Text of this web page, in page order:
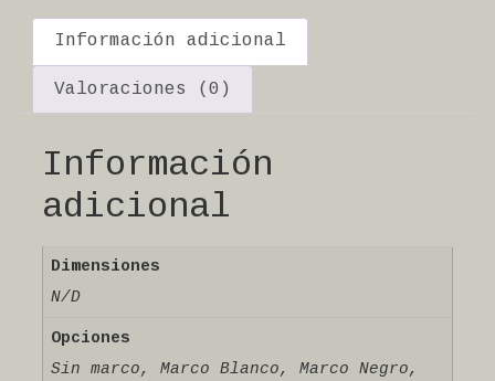
Información adicional
Valoraciones (0)
Información
adicional
Dimensiones
N/D
Opciones
Sin marco, Marco Blanco, Marco Negro,